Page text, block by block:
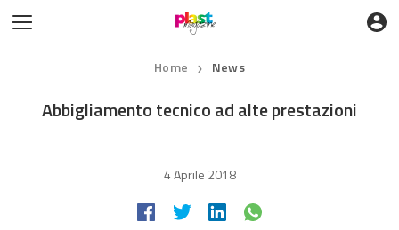
Home ❯ News
Abbigliamento tecnico ad alte prestazioni
4 Aprile 2018